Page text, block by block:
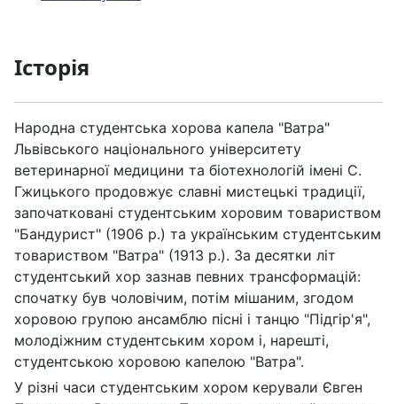
Історія
Народна студентська хорова капела "Ватра"
Львівського національного університету
ветеринарної медицини та біотехнологій імені С.
Гжицького продовжує славні мистецькі традиції,
започатковані студентським хоровим товариством
"Бандурист" (1906 р.) та українським студентським
товариством "Ватра" (1913 р.). За десятки літ
студентський хор зазнав певних трансформацій:
спочатку був чоловічим, потім мішаним, згодом
хоровою групою ансамблю пісні і танцю "Підгір'я",
молодіжним студентським хором і, нарешті,
студентською хоровою капелою "Ватра".
У різні часи студентським хором керували Євген